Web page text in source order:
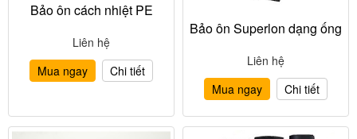
Bảo ôn cách nhiệt PE
Liên hệ
Mua ngay
Chi tiết
Bảo ôn Superlon dạng ống
Liên hệ
Mua ngay
Chi tiết